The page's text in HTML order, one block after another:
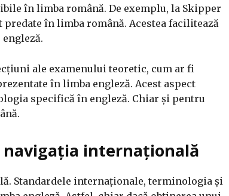
în limba română. De exemplu, la Skipper
în limba română. Acestea facilitează
ale examenului teoretic, cum ar fi
în limba engleză. Acest aspect
specifică în engleză. Chiar și pentru
internațională
Standardele internaționale, terminologia și